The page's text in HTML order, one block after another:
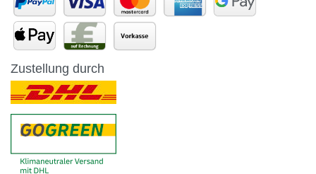
Zustellung durch